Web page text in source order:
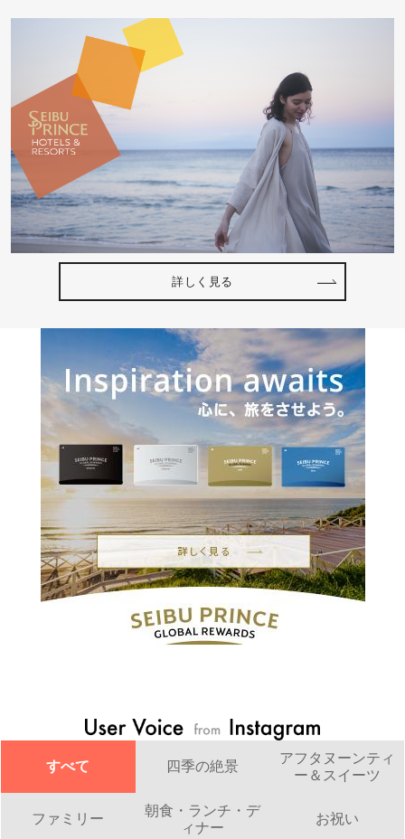
詳しく見る
すべて 四季の絶景
アフタヌーンティ
ー＆スイーツ
ファミリー
朝食・ランチ・デ
ィナー
お祝い